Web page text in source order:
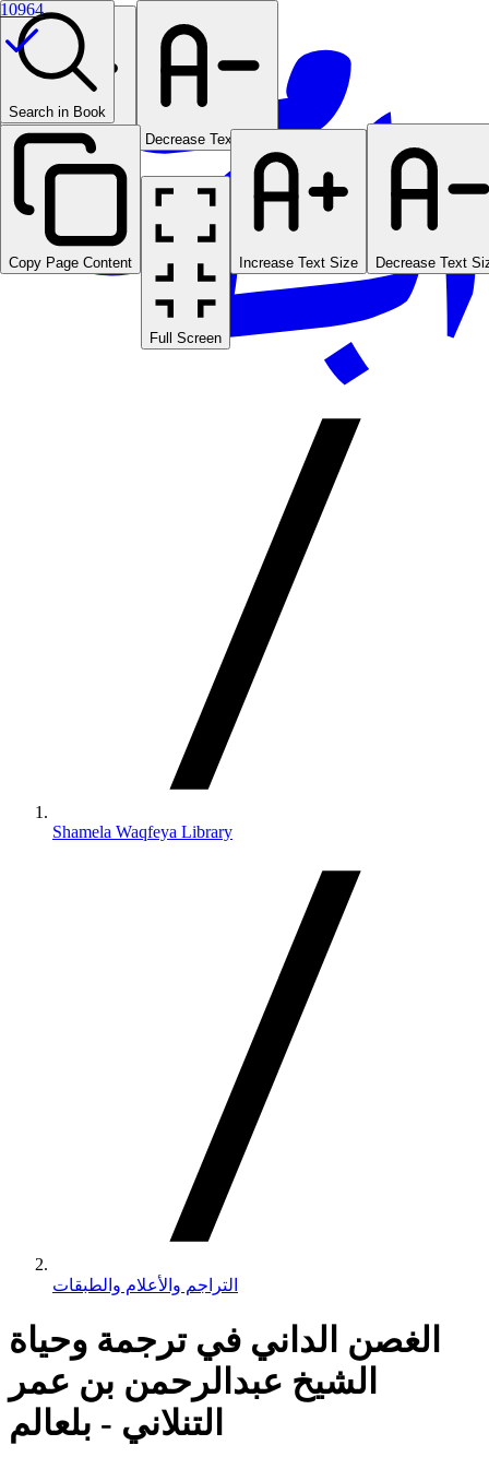
Shamela Waqfeya Library
التراجم والأعلام والطبقات
الغصن الداني في ترجمة وحياة
الشيخ عبدالرحمن بن عمر
التنلاني - بلعالم
Increase Text Size Decrease Text Size
Search in Book
Copy Page Content
Full Screen
Increase Text Size Decrease Text
10964